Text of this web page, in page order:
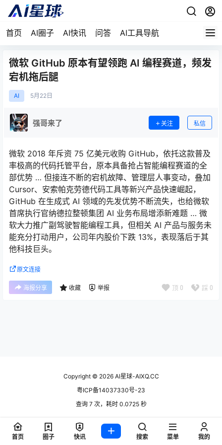
首页 AI圈子 AI快讯 问答 AI工具导航
微软 GitHub 原本有望领跑 AI 编程赛道，频发
宕机拖后腿
AI 5月 22日
强哥来了 关注 私信
微软 2018 年斥资 75 亿美元收购 GitHub，依托这款普及
率极高的代码托管平台，原本具备抢占智能编程赛道的全
部优势 … 但接连不断的宕机故障、管理层人事变动，叠加
Cursor、安索帕克劳德代码工具等新兴产品快速崛起，
GitHub 在生成式 AI 领域的先发优势不断流失，也给微软
首席执行官纳德拉整顿集团 AI 业务布局增添新难题 … 微
软大力推广副驾驶智能编程工具，但相关 AI 产品与服务未
能充分打动用户，公司年内股价下跌 13%，表现落后于其
他科技巨头。
原文连接
海报分享 收藏 举报 顶 0 踩 0
Copyright © 2026AI星球-AIXQ.CC
粤ICP备14037330号-23
查询 7 次，耗时 0.0725 秒
首页 圈子 快讯 搜索 菜单 我的